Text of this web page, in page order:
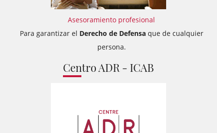
Asesoramiento profesional
Para garantizar el Derecho de Defensaque de cualquier
persona.
Centro ADR - ICAB